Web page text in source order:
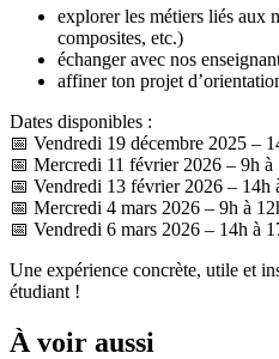
explorer les métiers liés aux
composites, etc.)
échanger avec nos
affiner ton projet
Dates disponibles :
📅 Vendredi 19 décembre 2025 –
📅 Mercredi 11 février 2026 – 9h à
📅 Vendredi 13 février 2026 – 14h
📅 Mercredi 4 mars 2026 – 9h à
📅 Vendredi 6 mars 2026 – 14h à
Une expérience concrète, utile et
étudiant !
À voir aussi